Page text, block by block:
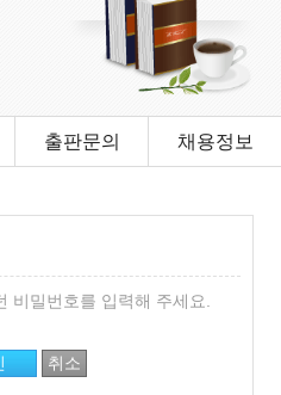
출판문의 채용정보
비밀번호를 입력해 주세요.